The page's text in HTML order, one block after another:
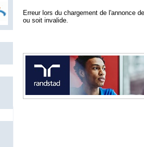
Erreur lors du chargement de l'annonce
ou soit invalide.